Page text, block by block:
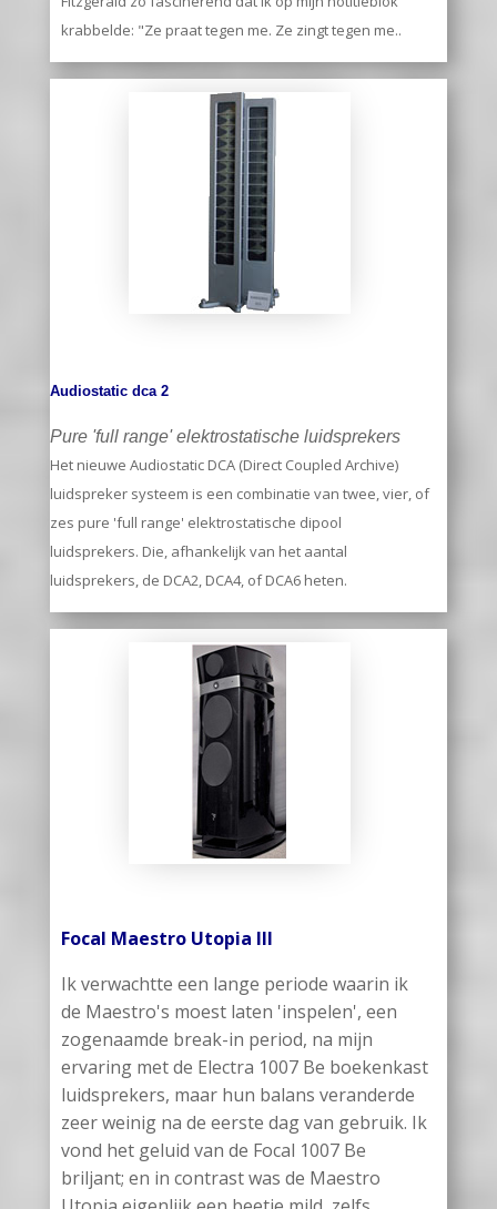
krabbelde: "Ze praat tegen me. Ze zingt tegen me..
Audiostatic dca 2
Pure 'full range' elektrostatische luidsprekers
Het nieuwe Audiostatic DCA (Direct Coupled Archive)
luidspreker systeem is een combinatie van twee, vier, of
zes pure 'full range' elektrostatische dipool
luidsprekers. Die, afhankelijk van het aantal
luidsprekers, de DCA2, DCA4, of DCA6 heten.
Focal Maestro Utopia III
Ik verwachtte een lange periode waarin ik
de Maestro's moest laten 'inspelen', een
zogenaamde break-in period, na mijn
ervaring met de Electra 1007 Be boekenkast
luidsprekers, maar hun balans veranderde
zeer weinig na de eerste dag van gebruik. Ik
vond het geluid van de Focal 1007 Be
briljant; en in contrast was de Maestro